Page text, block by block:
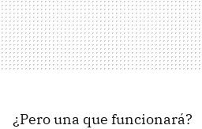
¿Pero una que funcionará?